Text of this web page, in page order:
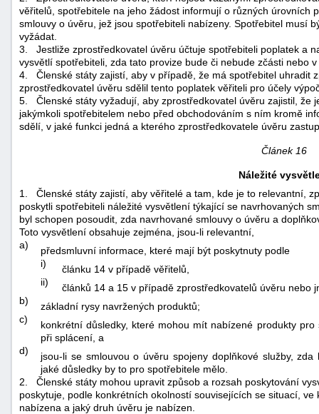
věřitelů, spotřebitele na jeho žádost informují o různých úrovních
smlouvy o úvěru, jež jsou spotřebiteli nabízeny. Spotřebitel musí
vyžádat.
3.
Jestliže zprostředkovatel úvěru účtuje spotřebiteli poplatek a
vysvětlí spotřebiteli, zda tato provize bude či nebude zčásti nebo
4.
Členské státy zajistí, aby v případě, že má spotřebitel uhradit
zprostředkovatel úvěru sdělil tento poplatek věřiteli pro účely
5.
Členské státy vyžadují, aby zprostředkovatel úvěru zajistil, že
jakýmkoli spotřebitelem nebo před obchodováním s ním kromě
sdělí, v jaké funkci jedná a kterého zprostředkovatele úvěru
Článek 16
Náležité
1.
Členské státy zajistí, aby věřitelé a tam, kde je to relevantní,
poskytli spotřebiteli náležité vysvětlení týkající se navrhovaných
byl schopen posoudit, zda navrhované smlouvy o úvěru a
Toto vysvětlení obsahuje zejména, jsou-li relevantní,
a)
předsmluvní informace, které mají být poskytnuty podle
i)
článku 14 v případě věřitelů,
ii)
článků 14 a 15 v případě zprostředkovatelů úvěru nebo
b)
základní rysy navržených produktů;
c)
konkrétní důsledky, které mohou mít nabízené produkty
při splácení, a
d)
jsou-li se smlouvou o úvěru spojeny doplňkové služby,
jaké důsledky by to pro spotřebitele mělo.
2.
Členské státy mohou upravit způsob a rozsah poskytování
poskytuje, podle konkrétních okolností souvisejících se situací,
nabízena a jaký druh úvěru je nabízen.